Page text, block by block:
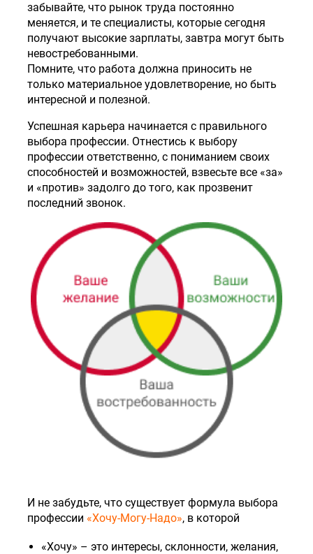
забывайте, что рынок труда постоянно
меняется, и те специалисты, которые сегодня
получают высокие зарплаты, завтра могут быть
невостребованными.
Помните, что работа должна приносить не
только материальное удовлетворение, но быть
интересной и полезной.
Успешная карьера начинается с правильного
выбора профессии. Отнестись к выбору
профессии ответственно, с пониманием своих
способностей и возможностей, взвесьте все «за»
и «против» задолго до того, как прозвенит
последний звонок.
И не забудьте, что существует формула выбора
профессии «Хочу-Могу-Надо», в которой
«Хочу» – это интересы, склонности, желания,